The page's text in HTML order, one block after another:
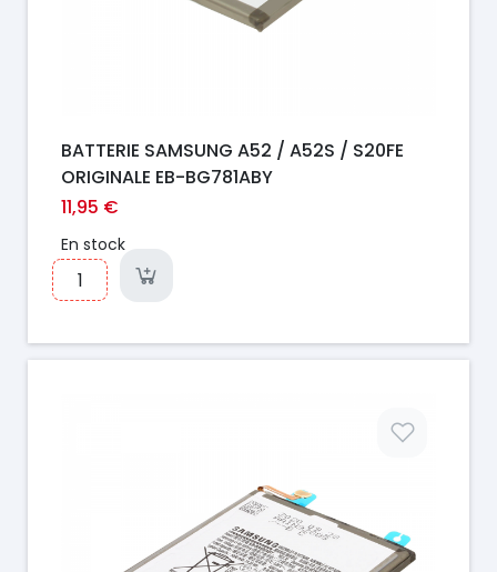
BATTERIE SAMSUNG A52 / A52S / S20FE
ORIGINALE EB-BG781ABY
11,95 €
En stock